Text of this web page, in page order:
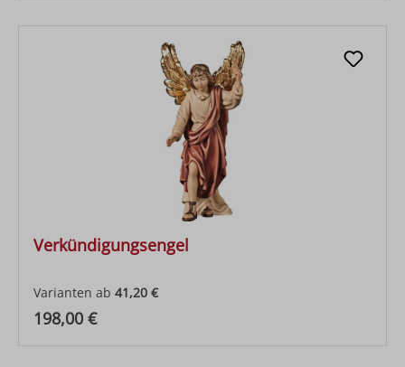
Verkündigungsengel
Varianten ab 41,20 €
Regulärer Preis:
198,00 €